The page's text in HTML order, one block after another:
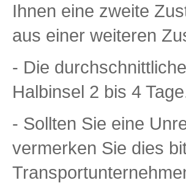
Ihnen eine zweite
aus einer weiteren
- Die
Halbinsel 2 bis 4
- Sollten Sie eine
vermerken Sie dies